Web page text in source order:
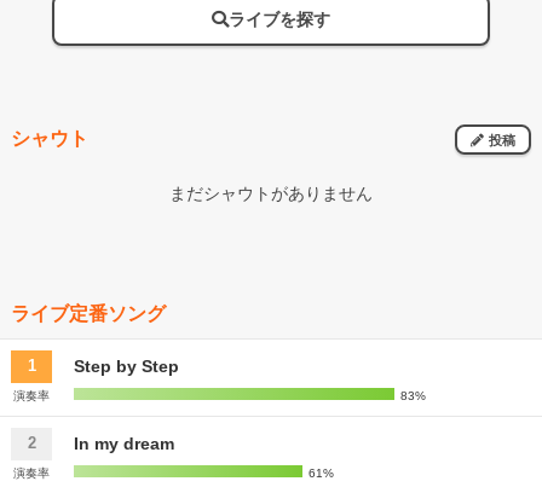
ライブを探す
シャウト 投稿
まだシャウトがありません
ライブ定番ソング
1 Step by Step
演奏率 83%
2 In my dream
演奏率 61%